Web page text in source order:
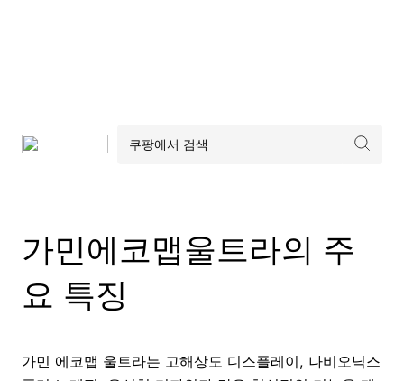
가민에코맵울트라의 주
요 특징
가민 에코맵 울트라는 고해상도 디스플레이, 나비오닉스